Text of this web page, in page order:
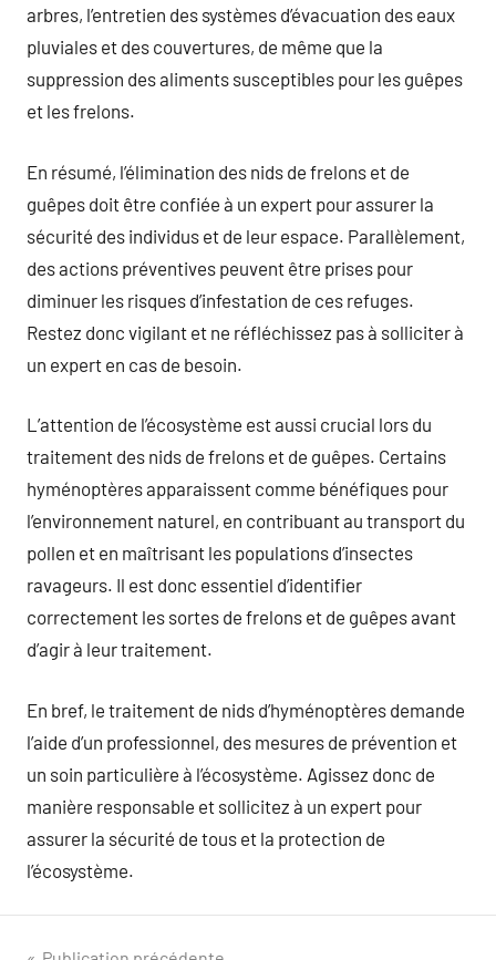
arbres, l’entretien des systèmes d’évacuation des eaux
pluviales et des couvertures, de même que la
suppression des aliments susceptibles pour les guêpes
et les frelons.
En résumé, l’élimination des nids de frelons et de
guêpes doit être confiée à un expert pour assurer la
sécurité des individus et de leur espace. Parallèlement,
des actions préventives peuvent être prises pour
diminuer les risques d’infestation de ces refuges.
Restez donc vigilant et ne réfléchissez pas à solliciter à
un expert en cas de besoin.
L’attention de l’écosystème est aussi crucial lors du
traitement des nids de frelons et de guêpes. Certains
hyménoptères apparaissent comme bénéfiques pour
l’environnement naturel, en contribuant au transport du
pollen et en maîtrisant les populations d’insectes
ravageurs. Il est donc essentiel d’identifier
correctement les sortes de frelons et de guêpes avant
d’agir à leur traitement.
En bref, le traitement de nids d’hyménoptères demande
l’aide d’un professionnel, des mesures de prévention et
un soin particulière à l’écosystème. Agissez donc de
manière responsable et sollicitez à un expert pour
assurer la sécurité de tous et la protection de
l’écosystème.